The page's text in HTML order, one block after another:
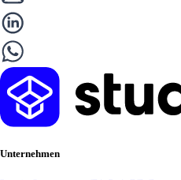
Unternehmen